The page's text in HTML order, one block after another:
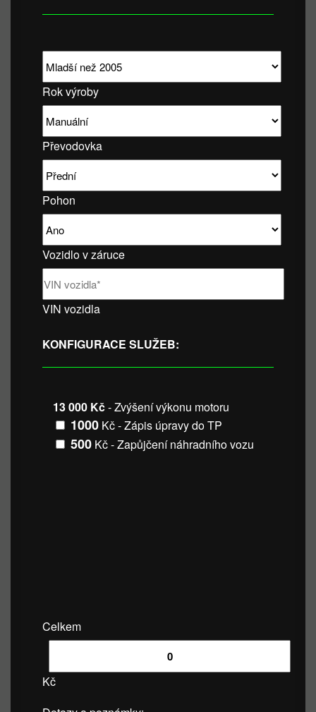
Rok výroby
Převodovka
Pohon
Vozidlo v záruce
VIN vozidla
KONFIGURACE SLUŽEB:
13 000 Kč- Zvýšení výkonu motoru
1000 Kč - Zápis úpravy do TP
500 Kč - Zapůjčení náhradního vozu
Celkem
Kč